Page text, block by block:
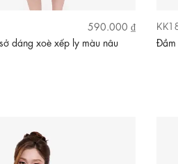
590.000 ₫
dáng xoè xếp ly màu nâu
Đầm